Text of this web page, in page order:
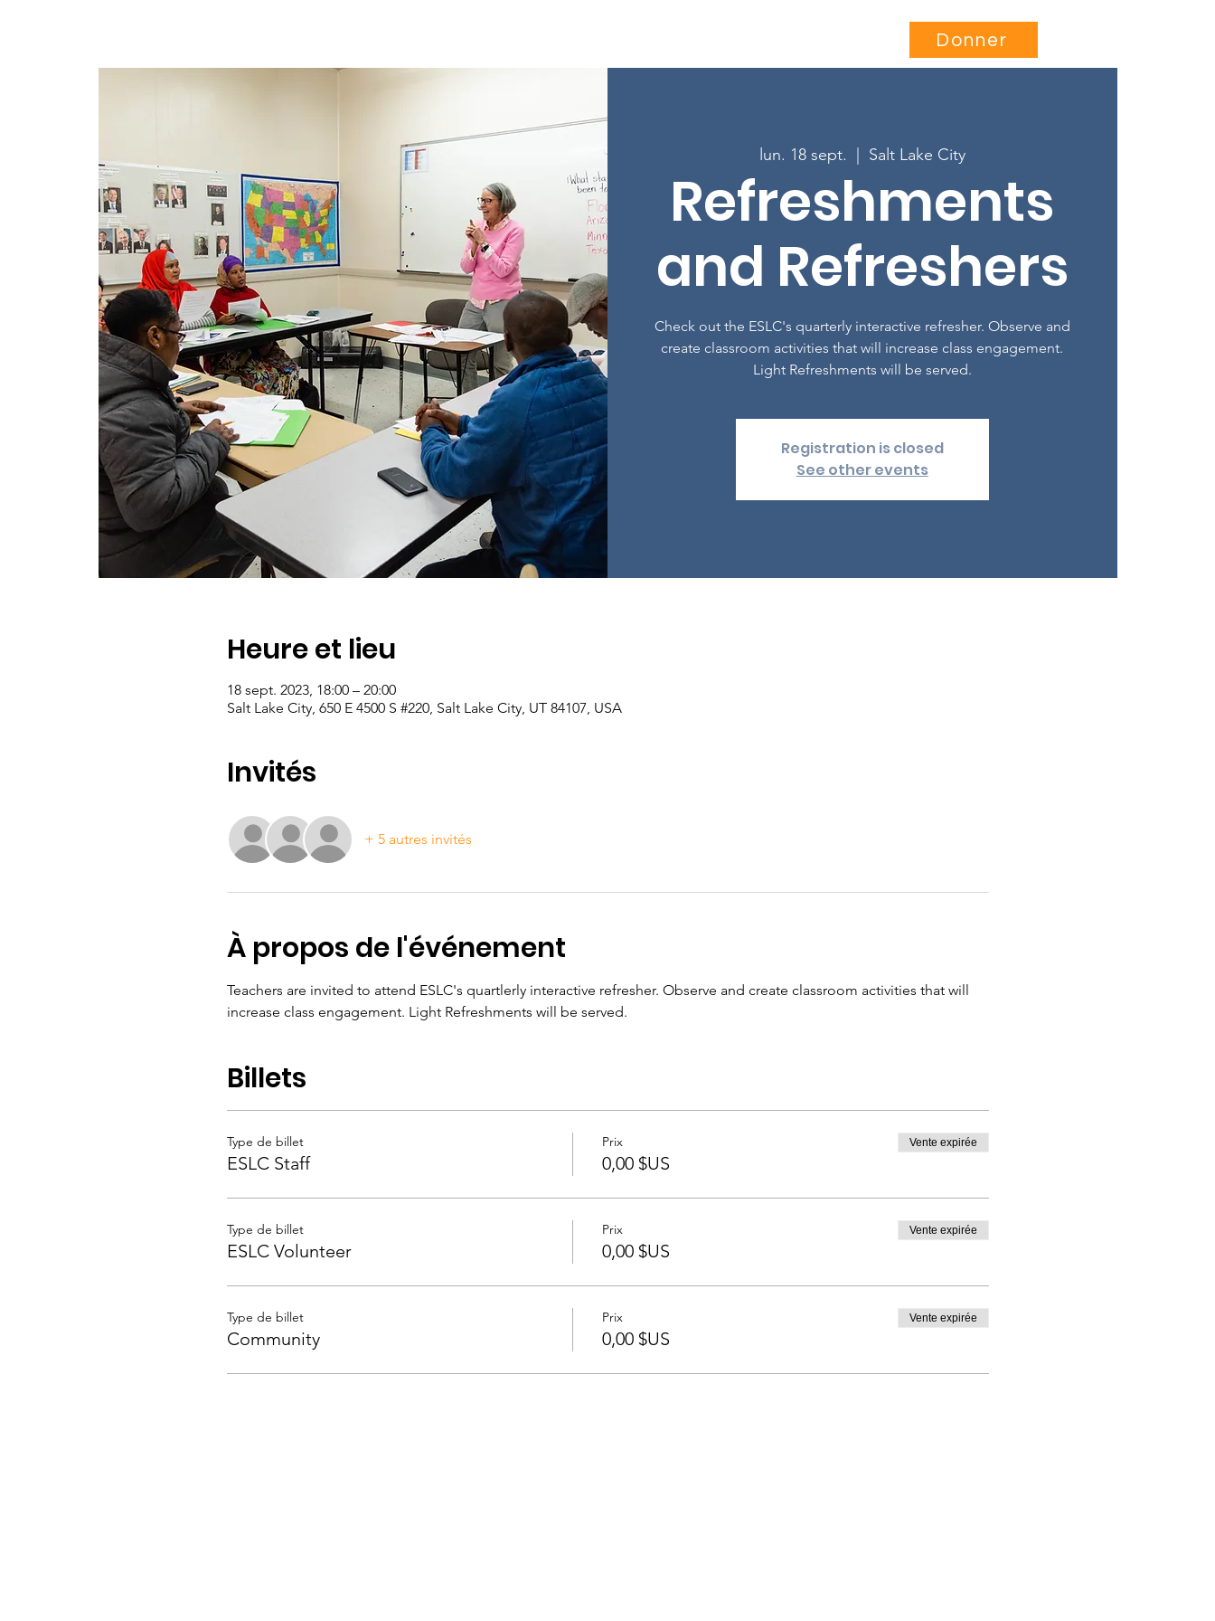
More...
Donner
lun. 18 sept. Salt Lake City
Refreshments
and Refreshers
Check out the ESLC's quarterly interactive refresher. Observe and
create classroom activities that will increase class engagement.
Light Refreshments will be served.
Registration is closed
See other events
Heure et lieu
18 sept. 2023, 18:00 – 20:00
Salt Lake City, 650 E 4500 S #220, Salt Lake City, UT 84107, USA
Invités
+ 5 autres invités
À propos de l'événement
Teachers are invited to attend ESLC's quartlerly interactive refresher. Observe and create classroom activities that will
increase class engagement. Light Refreshments will be served.
Billets
Type de billet
ESLC Staff
Prix
0,00 $US
Vente expirée
Type de billet
ESLC Volunteer
Prix
0,00 $US
Vente expirée
Type de billet
Community
Prix
0,00 $US
Vente expirée